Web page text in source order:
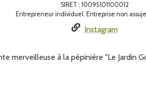
SIRET : 10095101100012
Entrepreneur individuel. Entreprise non
Instagram
merveilleuse à la pépinière "Le Jardin